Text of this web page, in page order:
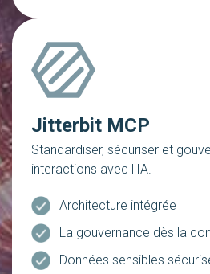
Jitterbit MCP
Standardiser, sécuriser et
interactions avec l'IA.
Architecture intégrée
La gouvernance dès la
Données sensibles